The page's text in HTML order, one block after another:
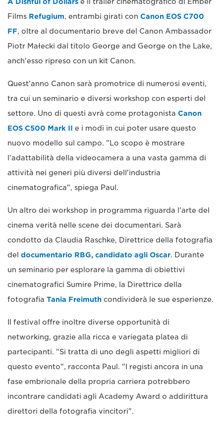
Films Refugium, entrambi girati con Canon EOS C700
FF, oltre al documentario breve del Canon Ambassador
Piotr Małecki dal titolo George and George on the Lake,
anch'esso ripreso con un kit Canon.
Quest'anno Canon sarà promotrice di numerosi eventi,
tra cui un seminario e diversi workshop con esperti del
settore. Uno di questi avrà come protagonista Canon
EOS C500 Mark II e i modi in cui poter usare questo
nuovo modello sul campo. "Lo scopo è mostrare
l'adattabilità della videocamera a una vasta gamma di
attività nei generi più diversi dell'industria
cinematografica", spiega Paul.
Un altro dei workshop in programma riguarda l'arte del
cinema verità nelle scene dei documentari. Sarà
condotto da Claudia Raschke, Direttrice della fotografia
del documentario RBG, candidato agli Oscar. Durante
un seminario per esplorare la gamma di obiettivi
cinematografici Sumire Prime, la Direttrice della
fotografia Tania Freimuth condividerà le sue esperienze.
Il festival offre inoltre diverse opportunità di
networking, grazie alla ricca e variegata platea di
partecipanti. "Si tratta di uno degli aspetti migliori di
questo evento", racconta Paul. "I registi ancora in una
fase embrionale della propria carriera potrebbero
incontrare candidati agli Academy Award o addirittura
direttori della fotografia vincitori".